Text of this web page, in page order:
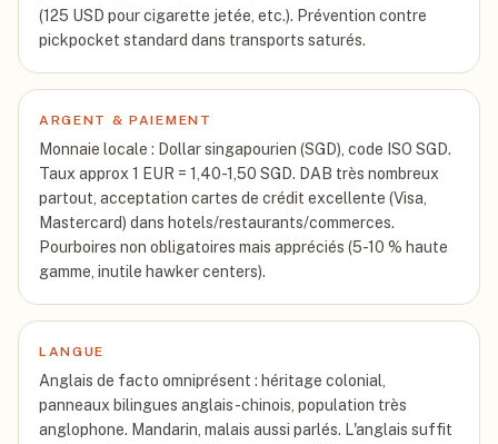
(125 USD pour cigarette jetée, etc.). Prévention contre
pickpocket standard dans transports saturés.
ARGENT & PAIEMENT
Monnaie locale : Dollar singapourien (SGD), code ISO SGD.
Taux approx 1 EUR = 1,40-1,50 SGD. DAB très nombreux
partout, acceptation cartes de crédit excellente (Visa,
Mastercard) dans hotels/restaurants/commerces.
Pourboires non obligatoires mais appréciés (5-10 % haute
gamme, inutile hawker centers).
LANGUE
Anglais de facto omniprésent : héritage colonial,
panneaux bilingues anglais-chinois, population très
anglophone. Mandarin, malais aussi parlés. L'anglais suffit